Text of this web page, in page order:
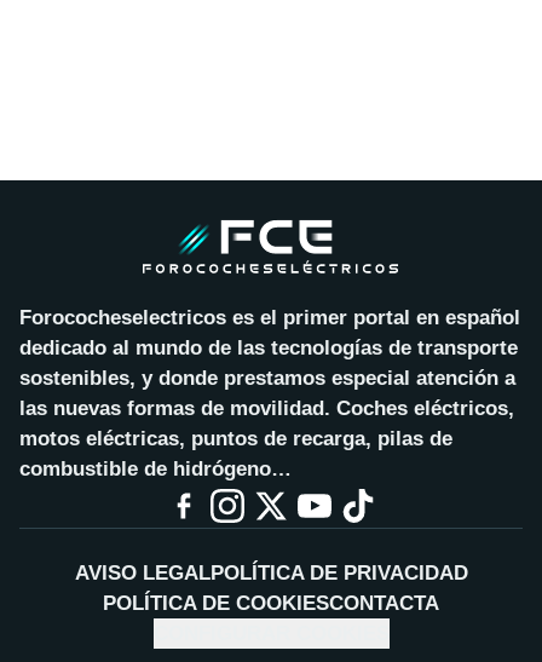
Forococheselectricos es el primer portal en español
dedicado al mundo de las tecnologías de transporte
sostenibles, y donde prestamos especial atención a
las nuevas formas de movilidad. Coches eléctricos,
motos eléctricas, puntos de recarga, pilas de
combustible de hidrógeno…
AVISO LEGALPOLÍTICA DE PRIVACIDAD
POLÍTICA DE COOKIESCONTACTA